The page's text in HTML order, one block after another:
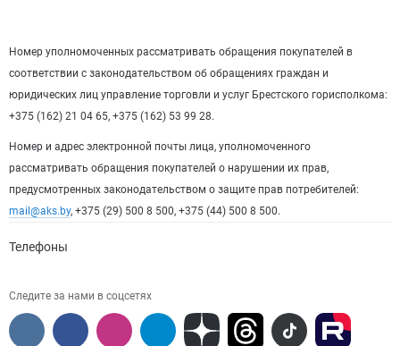
Номер уполномоченных рассматривать обращения покупателей в
соответствии с законодательством об обращениях граждан и
юридических лиц управление торговли и услуг Брестского горисполкома:
+375 (162) 21 04 65, +375 (162) 53 99 28.
Номер и адрес электронной почты лица, уполномоченного
рассматривать обращения покупателей о нарушении их прав,
предусмотренных законодательством о защите прав потребителей:
mail@aks.by, +375 (29) 500 8 500, +375 (44) 500 8 500.
Телефоны
Следите за нами в соцсетях